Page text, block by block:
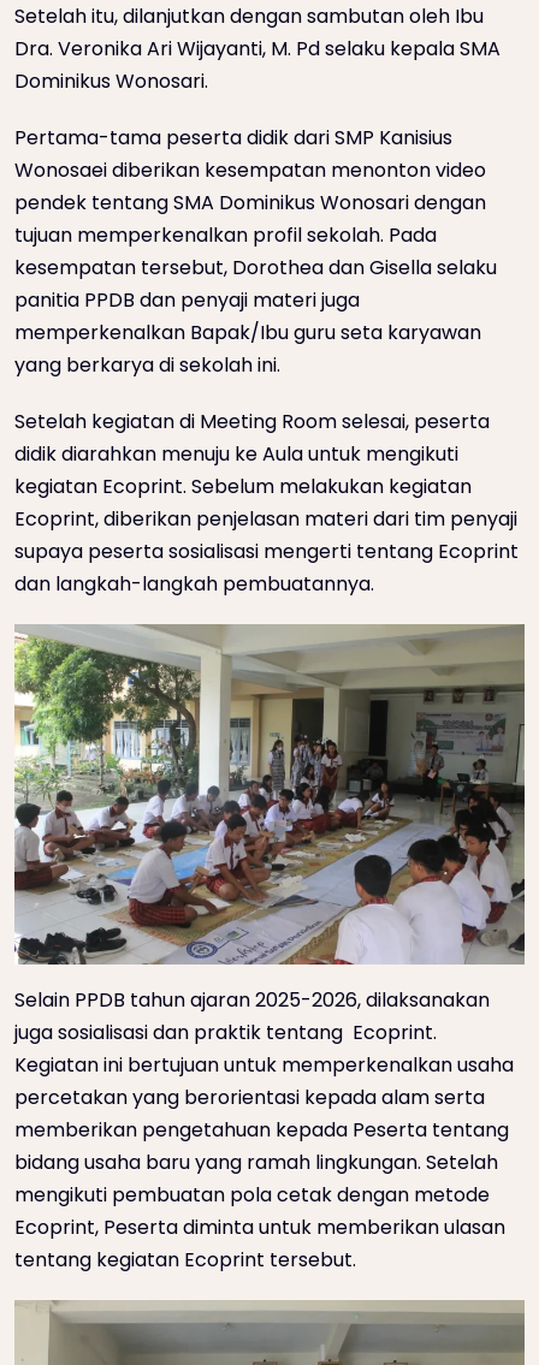
Setelah itu, dilanjutkan dengan sambutan oleh Ibu
Dra. Veronika Ari Wijayanti, M. Pd selaku kepala SMA
Dominikus Wonosari.
Pertama-tama peserta didik dari SMP Kanisius
Wonosaei diberikan kesempatan menonton video
pendek tentang SMA Dominikus Wonosari dengan
tujuan memperkenalkan profil sekolah. Pada
kesempatan tersebut, Dorothea dan Gisella selaku
panitia PPDB dan penyaji materi juga
memperkenalkan Bapak/Ibu guru seta karyawan
yang berkarya di sekolah ini.
Setelah kegiatan di Meeting Room selesai, peserta
didik diarahkan menuju ke Aula untuk mengikuti
kegiatan Ecoprint. Sebelum melakukan kegiatan
Ecoprint, diberikan penjelasan materi dari tim penyaji
supaya peserta sosialisasi mengerti tentang Ecoprint
dan langkah-langkah pembuatannya.
Selain PPDB tahun ajaran 2025-2026, dilaksanakan
juga sosialisasi dan praktik tentang Ecoprint.
Kegiatan ini bertujuan untuk memperkenalkan usaha
percetakan yang berorientasi kepada alam serta
memberikan pengetahuan kepada Peserta tentang
bidang usaha baru yang ramah lingkungan. Setelah
mengikuti pembuatan pola cetak dengan metode
Ecoprint, Peserta diminta untuk memberikan ulasan
tentang kegiatan Ecoprint tersebut.